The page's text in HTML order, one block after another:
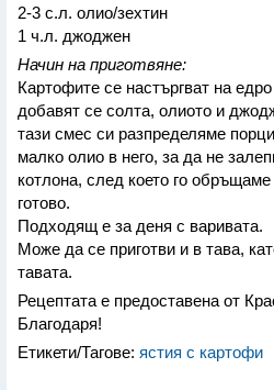
2-3 с.л. олио/зехтин
1 ч.л. джоджен
Начин на приготвяне:
Картофите се настъргват на
добавят се солта, олиото и
тази смес си разпределяме
малко олио в него, за да не
котлона, след което го
готово.
Подходящ е за деня с варивата.
Може да се приготви и в тава,
тавата.
Рецептата е предоставена от
Благодаря!
Етикети/Тагове: ястия с картофи